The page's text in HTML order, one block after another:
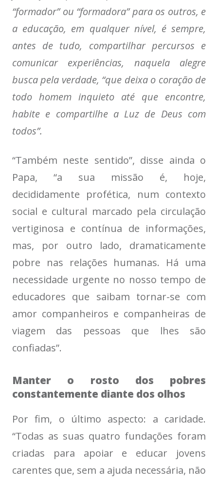
“formador” ou “formadora” para os outros, e
a educação, em qualquer nível, é sempre,
antes de tudo, compartilhar percursos e
comunicar experiências, naquela alegre
busca pela verdade, “que deixa o coração de
todo homem inquieto até que encontre,
habite e compartilhe a Luz de Deus com
todos”.
“Também neste sentido”, disse ainda o
Papa, “a sua missão é, hoje,
decididamente profética, num contexto
social e cultural marcado pela circulação
vertiginosa e contínua de informações,
mas, por outro lado, dramaticamente
pobre nas relações humanas. Há uma
necessidade urgente no nosso tempo de
educadores que saibam tornar-se com
amor companheiros e companheiras de
viagem das pessoas que lhes são
confiadas”.
Manter o rosto dos pobres
constantemente diante dos olhos
Por fim, o último aspecto: a caridade.
“Todas as suas quatro fundações foram
criadas para apoiar e educar jovens
carentes que, sem a ajuda necessária, não